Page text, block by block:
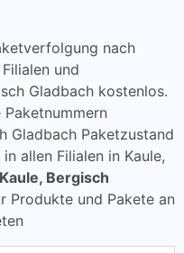
nach
und
Gladbach kostenlos.
Gladbach Paketzustand
allen Filialen in Kaule,
Bergisch
Produkte und Pakete an